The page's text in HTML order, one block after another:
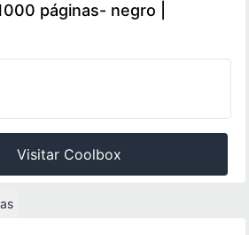
páginas- negro |
Visitar Coolbox